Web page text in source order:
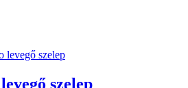
szelep